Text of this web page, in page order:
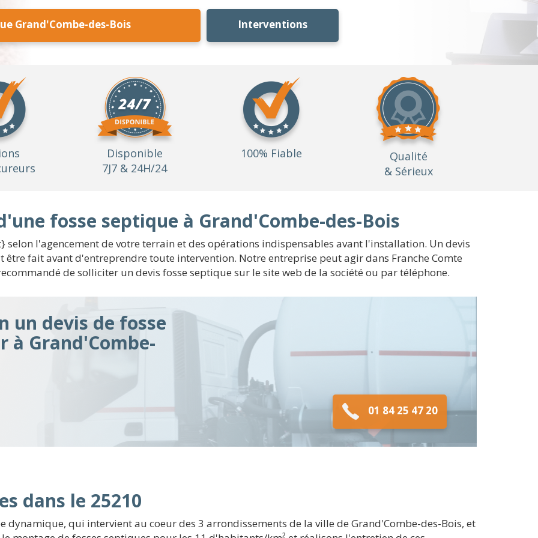
Grand'Combe-des-Bois Interventions
Disponible
7J7 & 24H/24
100% Fiable
Qualité
& Sérieux
fosse septique à Grand'Combe-des-Bois
l'agencement de votre terrain et des opérations indispensables avant l'installation. Un devis
être fait avant d'entreprendre toute intervention. Notre entreprise peut agir dans Franche Comte
de solliciter un devis fosse septique sur le site web de la société ou par téléphone.
un devis de fosse
à Grand'Combe-
01 84 25 47 20
dans le 25210
qui intervient au coeur des 3 arrondissements de la ville de Grand'Combe-des-Bois, et